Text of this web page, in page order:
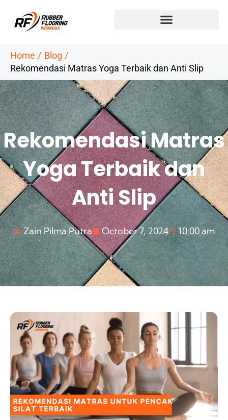
Home
Blog
Rekomendasi Matras Yoga Terbaik dan Anti Slip
Rekomendasi Matras
Yoga Terbaik dan
Anti Slip
Zain Pilma Putra October 7, 2024 10:00 am